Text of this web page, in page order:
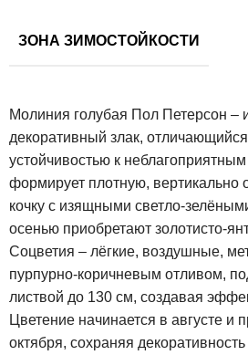
ЗОНА ЗИМОСТОЙКОСТИ
Молиния голубая Пол Петерсон –
декоративный злак,
устойчивостью к
формирует плотную, вертикально
кочку с изящными светло-
осенью приобретают золотисто-
Соцветия – лёгкие, воздушные,
пурпурно-коричневым отливом,
листвой до 130 см, создавая
Цветение начинается в августе и
октября, сохраняя